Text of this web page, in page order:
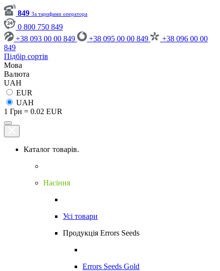
849 За тарифами оператора
0 800 750 849
+38 093 00 00 849
+38 095 00 00 849
+38 096 00 00
849
Підбір сортів
Мова
Валюта
UAH
EUR
UAH
1 Грн = 0.02 EUR
Каталог товарів.
Насіння
Усі товари
Продукція Errors Seeds
Errors Seeds Gold